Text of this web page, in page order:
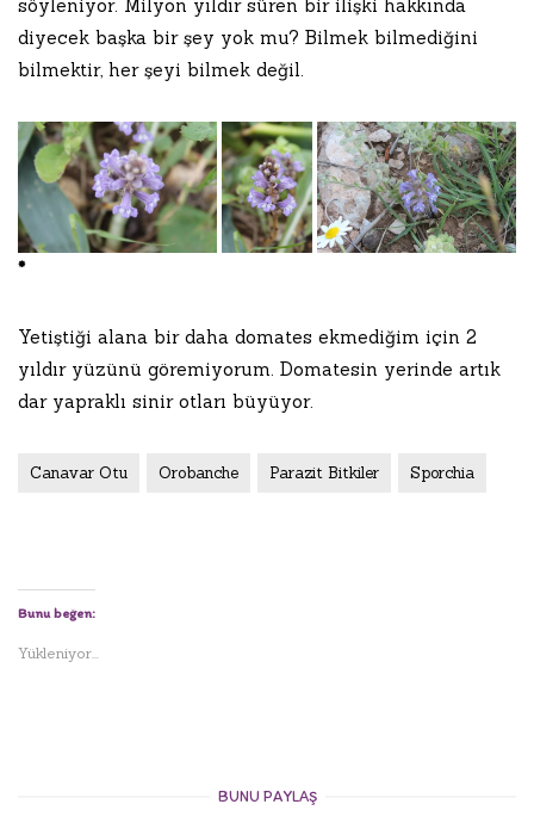
söyleniyor. Milyon yıldır süren bir ilişki hakkında
diyecek başka bir şey yok mu? Bilmek bilmediğini
bilmektir, her şeyi bilmek değil.
*
Yetiştiği alana bir daha domates ekmediğim için 2
yıldır yüzünü göremiyorum. Domatesin yerinde artık
dar yapraklı sinir otları büyüyor.
Canavar Otu Orobanche Parazit Bitkiler Sporchia
Bunu beğen:
Yükleniyor...
BUNU PAYLAŞ